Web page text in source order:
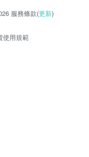
服務條款(更新)
使用規範